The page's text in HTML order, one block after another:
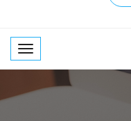
Toggle navigation